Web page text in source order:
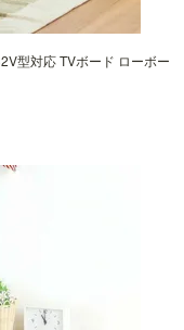
型対応 TVボード ローボー